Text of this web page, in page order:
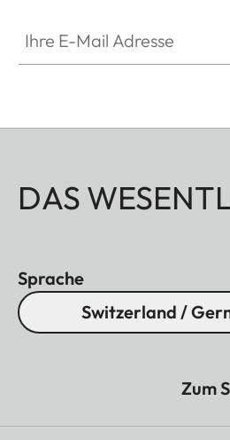
DAS
Sprache
Switzerland /
Zum